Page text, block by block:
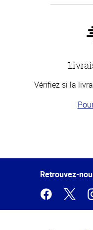
Vérifiez si la
de la
Retrouvez-